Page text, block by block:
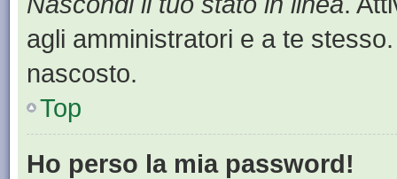
agli amministratori e a te
nascosto.
Top
Ho perso la mia password!